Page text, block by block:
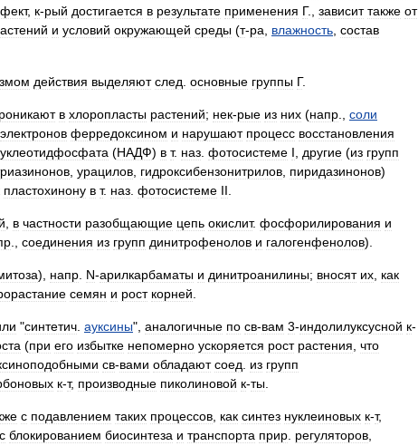
, к-рый достигается в результате применения Г., зависит также от
и условий окружающей среды (т-ра влажность состав
действия выделяют след основные группы Г.
в хлоропласты растений; нек-рые из них (напр
соли
электронов ферредоксином и нарушают процесс восстановления
(НАДФ) в т. наз фотосистеме I другие (из групп
урацилов гидроксибензонитрилов пиридазинонов)
пластохинону в т. наз фотосистеме II
в частности разобщающие цепь окислит. фосфорилирования и
соединения из групп динитрофенолов и галогенфенолов).
), напр N-арилкарбаматы и динитроанилины; вносят их как
семян и рост корней
"синтетич ауксины", аналогичные по св-вам 3-индолилуксусной к-
(при его избытке непомерно ускоряется рост растения что
св-вами обладают соед из групп
к-т, производные пиколиновой к-ты
с подавлением таких процессов как синтез нуклеиновых к-т,
с блокированием биосинтеза и транспорта прир регуляторов